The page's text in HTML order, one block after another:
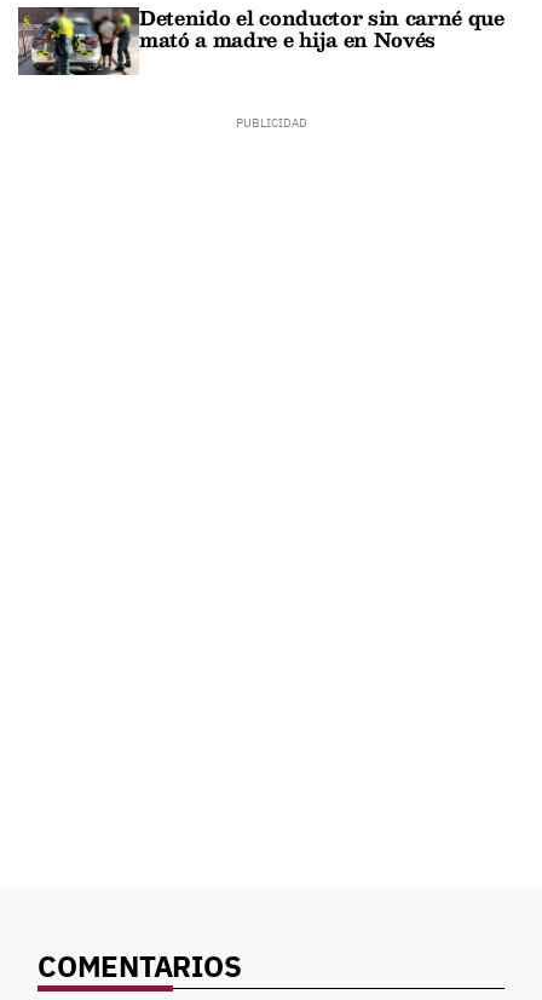
Detenido el conductor sin carné que
mató a madre e hija en Novés
COMENTARIOS